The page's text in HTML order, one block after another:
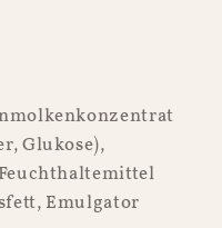
Glukose),
Emulgator